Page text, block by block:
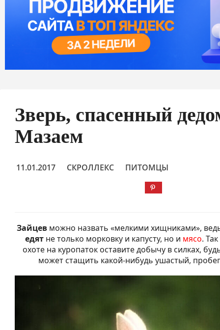
Зверь, спасенный
Мазаем
11.01.2017 СКРОЛЛЕКС ПИТОМЦЫ
Зайцевможно назвать «мелкими хищниками»,
едят не только морковку и капусту, но и мясо.
охоте на куропаток оставите добычу в силках,
может стащить какой-нибудь ушастый,